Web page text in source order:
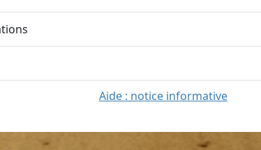
Aide : notice informative